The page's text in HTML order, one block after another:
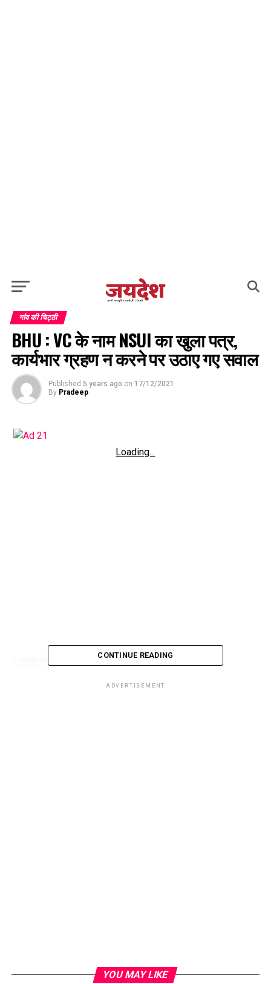
गांव की चिट्ठी
BHU : VC के नाम NSUI का खुला पत्र,
कार्यभार ग्रहण न करने पर उठाए गए सवाल
Published 5 years ago on 17/12/2021
By Pradeep
Loading...
CONTINUE READING
ADVERTISEMENT
YOU MAY LIKE